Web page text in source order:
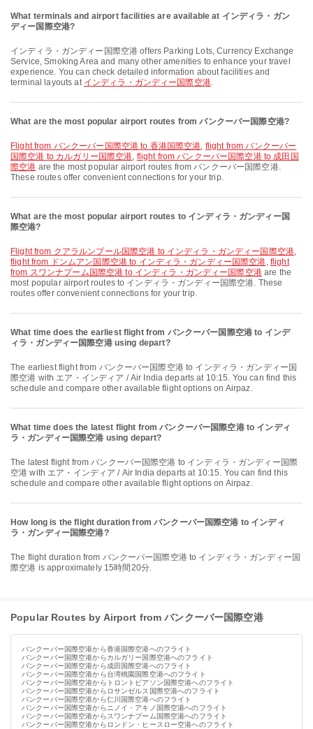
What terminals and airport facilities are available at インディラ・ガン
ディー国際空港?
インディラ・ガンディー国際空港 offers Parking Lots, Currency Exchange
Service, Smoking Area and many other amenities to enhance your travel
experience. You can check detailed information about facilities and
terminal layouts at インディラ・ガンディー国際空港.
What are the most popular airport routes from バンクーバー国際空港?
flight from バンクーバー国際空港 to 香港国際空港, flight from バンクーバー
国際空港 to カルガリー国際空港, flight from バンクーバー国際空港 to 成田国
際空港 are the most popular airport routes from バンクーバー国際空港.
These routes offer convenient connections for your trip.
What are the most popular airport routes to インディラ・ガンディー国
際空港?
flight from クアラルンプール国際空港 to インディラ・ガンディー国際空港,
flight from ドンムアン国際空港 to インディラ・ガンディー国際空港, flight
from スワンナプーム国際空港 to インディラ・ガンディー国際空港are the
most popular airport routes to インディラ・ガンディー国際空港. These
routes offer convenient connections for your trip.
What time does the earliest flight from バンクーバー国際空港 to インデ
ィラ・ガンディー国際空港 using depart?
The earliest flight from バンクーバー国際空港 to インディラ・ガンディー国
際空港 with エア・インディア / Air India departs at 10:15. You can find this
schedule and compare other available flight options on Airpaz.
What time does the latest flight from バンクーバー国際空港 to インディ
ラ・ガンディー国際空港 using depart?
The latest flight from バンクーバー国際空港 to インディラ・ガンディー国際
空港 with エア・インディア / Air India departs at 10:15. You can find this
schedule and compare other available flight options on Airpaz.
How long is the flight duration from バンクーバー国際空港 to インディ
ラ・ガンディー国際空港?
The flight duration from バンクーバー国際空港 to インディラ・ガンディー国
際空港 is approximately 15時間20分.
Popular Routes by Airport from バンクーバー国際空港
バンクーバー国際空港から香港国際空港へのフライト
バンクーバー国際空港からカルガリー国際空港へのフライト
バンクーバー国際空港から成田国際空港へのフライト
バンクーバー国際空港から台湾桃園国際空港へのフライト
バンクーバー国際空港からトロントピアソン国際空港へのフライト
バンクーバー国際空港からロサンゼルス国際空港へのフライト
バンクーバー国際空港から仁川国際空港へのフライト
バンクーバー国際空港からニノイ・アキノ国際空港へのフライト
バンクーバー国際空港からスワンナプーム国際空港へのフライト
バンクーバー国際空港からロンドン・ヒースロー空港へのフライト